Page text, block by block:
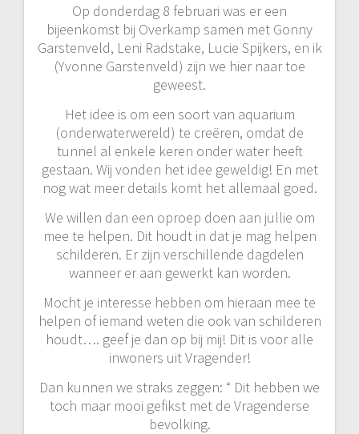
Op donderdag 8 februari was er een
bijeenkomst bij Overkamp samen met Gonny
Garstenveld, Leni Radstake, Lucie Spijkers, en ik
(Yvonne Garstenveld) zijn we hier naar toe
geweest.
Het idee is om een soort van aquarium
(onderwaterwereld) te creëren, omdat de
tunnel al enkele keren onder water heeft
gestaan. Wij vonden het idee geweldig! En met
nog wat meer details komt het allemaal goed.
We willen dan een oproep doen aan jullie om
mee te helpen. Dit houdt in dat je mag helpen
schilderen. Er zijn verschillende dagdelen
wanneer er aan gewerkt kan worden.
Mocht je interesse hebben om hieraan mee te
helpen of iemand weten die ook van schilderen
houdt…. geef je dan op bij mij! Dit is voor alle
inwoners uit Vragender!
Dan kunnen we straks zeggen: “ Dit hebben we
toch maar mooi gefikst met de Vragenderse
bevolking.